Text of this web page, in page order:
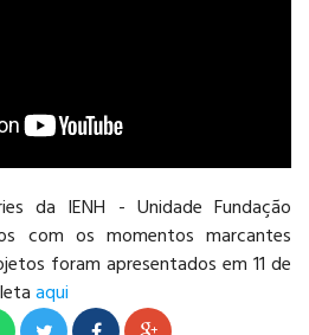
da IENH - Unidade Fundação
com os momentos marcantes
foram apresentados em 11 de
aqui